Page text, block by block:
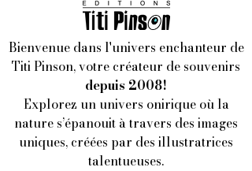
Bienvenue dans l'univers enchanteur de
Titi Pinson, votre créateur de souvenirs
depuis 2008!
Explorez un univers onirique où la
nature s’épanouit à travers des images
uniques, créées par des illustratrices
talentueuses.